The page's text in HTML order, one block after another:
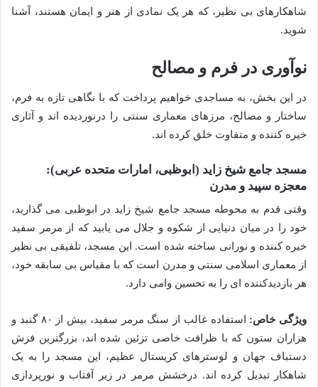
شاهکارهای بی نظیر، که هر یک نمادی از هنر و ایمان هستند، آشنا
شوید.
نوآوری در فرم و مصالح
در این بخش، به مساجدی خواهیم پرداخت که با نگاهی تازه به فرم،
ساختار و مصالح، مرزهای معماری سنتی را درنوردیده اند و آثاری
خیره کننده و متفاوت خلق کرده اند.
مسجد جامع شیخ زاید (ابوظبی، امارات متحده عربی):
معجزه سپید و مدرن
وقتی قدم به محوطه مسجد جامع شیخ زاید در ابوظبی می گذارید،
خود را در میان دنیایی از شکوه و جلال می یابید که از مرمر سفید
خیره کننده و نورانی ساخته شده است. این مسجد، تلفیقی بی نظیر
از معماری اسلامی سنتی و مدرن است که با مقیاس بی سابقه خود،
هر بازدیدکننده ای را به تحسین وامی دارد.
ویژگی خاص:
استفاده غالب از سنگ مرمر سفید، بیش از ۸۰ گنبد و
هزاران ستون که با ظرافت خاصی تزئین شده اند، بزرگترین فرش
دستباف جهان و لوسترهای کریستال عظیم، این مسجد را به یک
شاهکار تبدیل کرده اند. درخشش مرمر در زیر آفتاب و نورپردازی